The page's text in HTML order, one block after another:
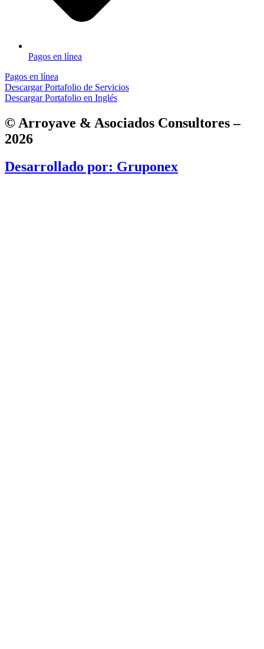
Pagos en línea
Pagos en línea
Descargar Portafolio de Servicios
Descargar Portafolio en Inglés
© Arroyave & Asociados Consultores –
2026
Desarrollado por: Gruponex